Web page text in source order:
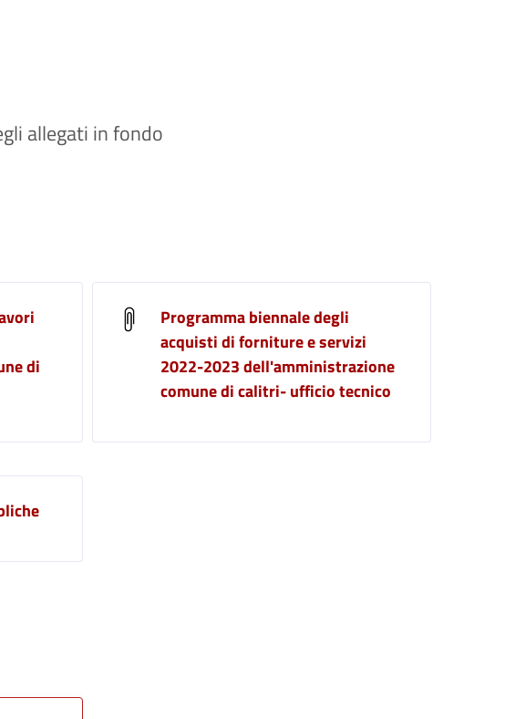
allegati in fondo
di
Programma biennale degli
acquisti di forniture e servizi
2022-2023 dell'amministrazione
comune di calitri- ufficio tecnico